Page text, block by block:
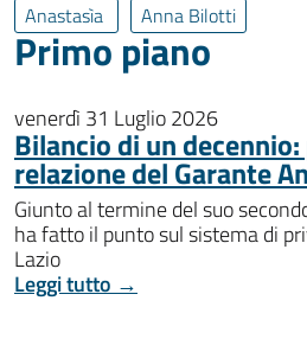
Anastasìa
Anna Bilotti
Primo piano
venerdì 31 Luglio 2026
Bilancio di un
relazione del Garante
Giunto al termine del suo
ha fatto il punto sul sistema di
Lazio
Leggi tutto →